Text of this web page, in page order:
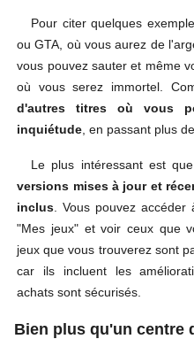
Pour citer quelques
ou GTA, où vous aurez de
vous pouvez sauter et même
où vous serez immortel.
d'autres titres où vous
inquiétude , en passant plus
Le plus intéressant est
versions mises à jour et
inclus. Vous pouvez
"Mes jeux" et voir ceux que
jeux que vous trouverez sont
car ils incluent les
achats sont sécurisés.
Bien plus qu'un centre